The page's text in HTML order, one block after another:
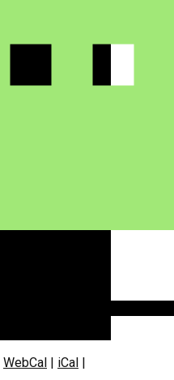
WebCal | iCal |